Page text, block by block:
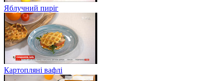
Яблучний пиріг
Картопляні вафлі